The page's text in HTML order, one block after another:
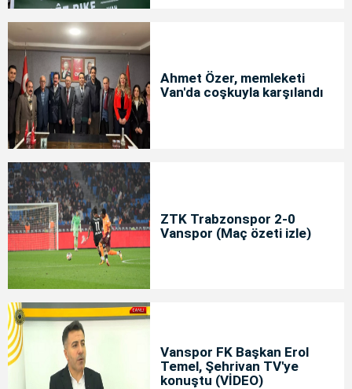
Ahmet Özer, memleketi
Van'da coşkuyla karşılandı
ZTK Trabzonspor 2-0
Vanspor (Maç özeti izle)
Vanspor FK Başkan Erol
Temel, Şehrivan TV'ye
konuştu (VİDEO)